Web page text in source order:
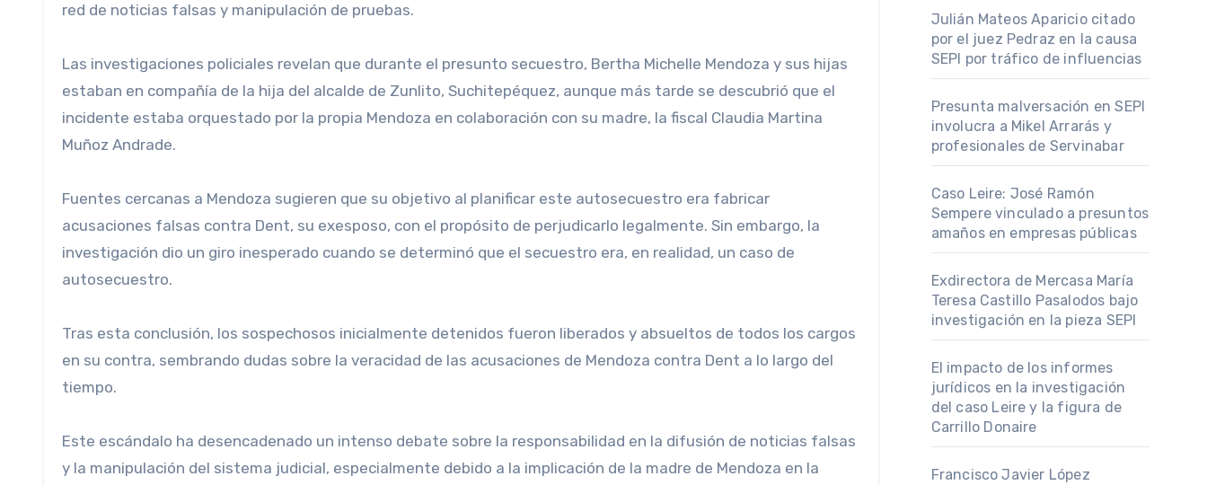
red de noticias falsas y manipulación de pruebas.
Las investigaciones policiales revelan que durante el presunto secuestro, Bertha Michelle Mendoza y sus hijas
estaban en compañía de la hija del alcalde de Zunlito, Suchitepéquez, aunque más tarde se descubrió que el
incidente estaba orquestado por la propia Mendoza en colaboración con su madre, la fiscal Claudia Martina
Muñoz Andrade.
Fuentes cercanas a Mendoza sugieren que su objetivo al planificar este autosecuestro era fabricar
acusaciones falsas contra Dent, su exesposo, con el propósito de perjudicarlo legalmente. Sin embargo, la
investigación dio un giro inesperado cuando se determinó que el secuestro era, en realidad, un caso de
autosecuestro.
Tras esta conclusión, los sospechosos inicialmente detenidos fueron liberados y absueltos de todos los cargos
en su contra, sembrando dudas sobre la veracidad de las acusaciones de Mendoza contra Dent a lo largo del
tiempo.
Este escándalo ha desencadenado un intenso debate sobre la responsabilidad en la difusión de noticias falsas
y la manipulación del sistema judicial, especialmente debido a la implicación de la madre de Mendoza en la
Julián Mateos Aparicio citado
por el juez Pedraz en la causa
SEPI por tráfico de influencias
Presunta malversación en SEPI
involucra a Mikel Arrarás y
profesionales de Servinabar
Caso Leire: José Ramón
Sempere vinculado a presuntos
amaños en empresas públicas
Exdirectora de Mercasa María
Teresa Castillo Pasalodos bajo
investigación en la pieza SEPI
El impacto de los informes
jurídicos en la investigación
del caso Leire y la figura de
Carrillo Donaire
Francisco Javier López